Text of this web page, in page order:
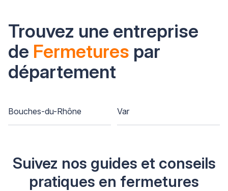
Trouvez une entreprise
de Fermetures par
département
Bouches-du-Rhône Var
Suivez nos guides et conseils
pratiques en fermetures